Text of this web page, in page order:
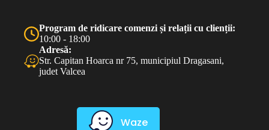
Program de ridicare comenzi și relații cu clienții:
10:00 - 18:00
Adresă:
Str. Capitan Hoarca nr 75, municipiul Dragasani,
judet Valcea
Waze